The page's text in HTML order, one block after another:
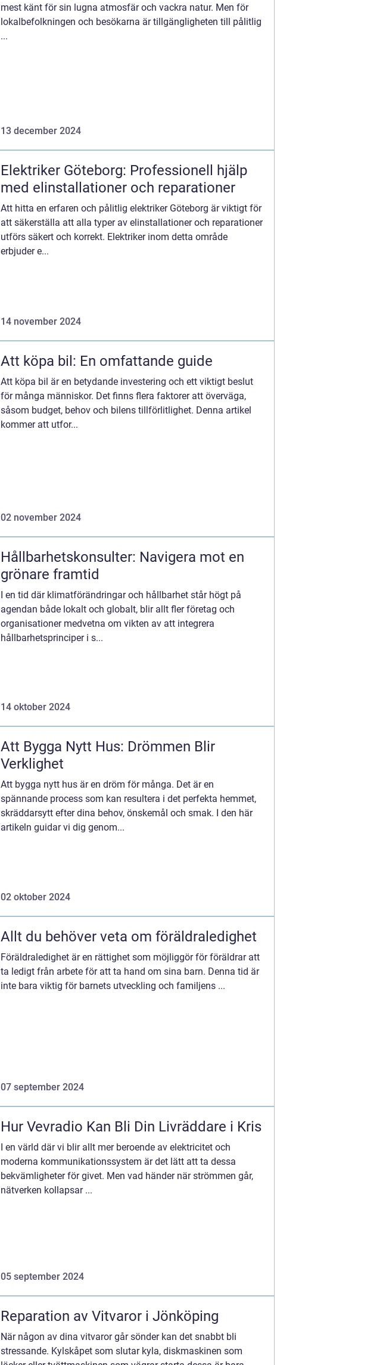
mest känt för sin lugna atmosfär och vackra natur. Men för
lokalbefolkningen och besökarna är tillgängligheten till pålitlig
...
13 december 2024
Elektriker Göteborg: Professionell hjälp
med elinstallationer och reparationer
Att hitta en erfaren och pålitlig elektriker Göteborg är viktigt för
att säkerställa att alla typer av elinstallationer och reparationer
utförs säkert och korrekt. Elektriker inom detta område
erbjuder e...
14 november 2024
Att köpa bil: En omfattande guide
Att köpa bil är en betydande investering och ett viktigt beslut
för många människor. Det finns flera faktorer att överväga,
såsom budget, behov och bilens tillförlitlighet. Denna artikel
kommer att utfor...
02 november 2024
Hållbarhetskonsulter: Navigera mot en
grönare framtid
I en tid där klimatförändringar och hållbarhet står högt på
agendan både lokalt och globalt, blir allt fler företag och
organisationer medvetna om vikten av att integrera
hållbarhetsprinciper i s...
14 oktober 2024
Att Bygga Nytt Hus: Drömmen Blir
Verklighet
Att bygga nytt hus är en dröm för många. Det är en
spännande process som kan resultera i det perfekta hemmet,
skräddarsytt efter dina behov, önskemål och smak. I den här
artikeln guidar vi dig genom...
02 oktober 2024
Allt du behöver veta om föräldraledighet
Föräldraledighet är en rättighet som möjliggör för föräldrar att
ta ledigt från arbete för att ta hand om sina barn. Denna tid är
inte bara viktig för barnets utveckling och familjens ...
07 september 2024
Hur Vevradio Kan Bli Din Livräddare i Kris
I en värld där vi blir allt mer beroende av elektricitet och
moderna kommunikationssystem är det lätt att ta dessa
bekvämligheter för givet. Men vad händer när strömmen går,
nätverken kollapsar ...
05 september 2024
Reparation av Vitvaror i Jönköping
När någon av dina vitvaror går sönder kan det snabbt bli
stressande. Kylskåpet som slutar kyla, diskmaskinen som